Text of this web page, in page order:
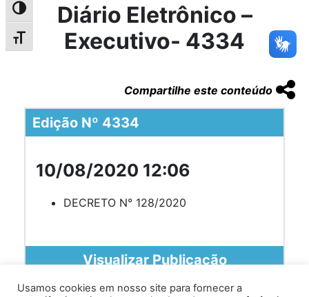
Alternar alto contraste
Alternar tamanho da fonte
Diário Eletrônico –
Executivo- 4334
Compartilhe este conteúdo
Edição Nº 4334
10/08/2020 12:06
DECRETO N° 128/2020
Visualizar Publicação
Usamos cookies em nosso site para fornecer a